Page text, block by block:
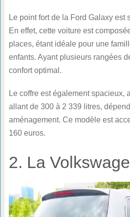
Le point fort de la Ford Galaxy est
En effet, cette voiture est
places, étant idéale pour une
enfants. Ayant plusieurs rangées
confort optimal.
Le coffre est également spacieux,
allant de 300 à 2 339 litres,
aménagement. Ce modèle est
160 euros.
2. La